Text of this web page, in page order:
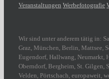
Veranstaltungen Werbefotografie
Wir sind unter anderem tätig in:
Graz, München, Berlin, Mattsee,
Eugendorf, Hallwang, Neumarkt,
Oberndorf, Bergheim, St. Gilgen,
Velden, Pörtschach, europaweit,